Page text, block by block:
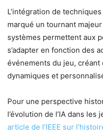
L’intégration de
marqué un tournant
systèmes permettent aux
s’adapter en fonction des
événements du jeu,
dynamiques et
Pour une perspective
l’évolution de l’IA dans
article de l’IEEE sur